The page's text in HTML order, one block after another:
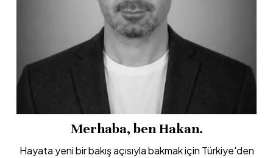
Merhaba, ben Hakan.
Hayata yeni bir bakış açısıyla bakmak için Türkiye'den